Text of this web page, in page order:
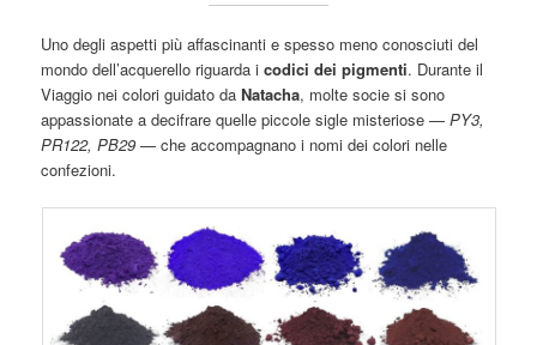
Uno degli aspetti più affascinanti e spesso meno conosciuti del
mondo dell’acquerello riguarda icodici dei pigmenti. Durante il
Viaggio nei colori guidato daNatacha, molte socie si sono
appassionate a decifrare quelle piccole sigle misteriose —PY3,
PR122, PB29 — che accompagnano i nomi dei colori nelle
confezioni.